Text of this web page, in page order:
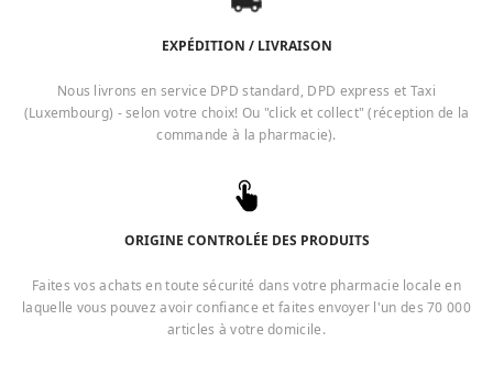
EXPÉDITION / LIVRAISON
Nous livrons en service DPD standard, DPD express et Taxi
(Luxembourg) - selon votre choix! Ou "click et collect" (réception de la
commande à la pharmacie).
ORIGINE CONTROLÉE DES PRODUITS
Faites vos achats en toute sécurité dans votre pharmacie locale en
laquelle vous pouvez avoir confiance et faites envoyer l'un des 70 000
articles à votre domicile.